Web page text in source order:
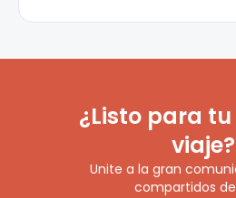
¿Listo para
viaje?
Unite a la gran
compartidos